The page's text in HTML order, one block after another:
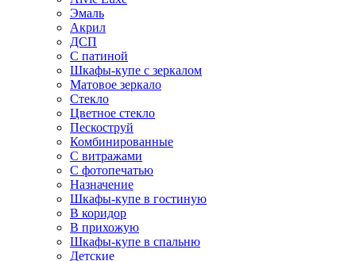
Эмаль
Акрил
ДСП
С патиной
Шкафы-купе с зеркалом
Матовое зеркало
Стекло
Цветное стекло
Пескоструй
Комбинированные
С витражами
С фотопечатью
Назначение
Шкафы-купе в гостиную
В коридор
В прихожую
Шкафы-купе в спальню
Детские